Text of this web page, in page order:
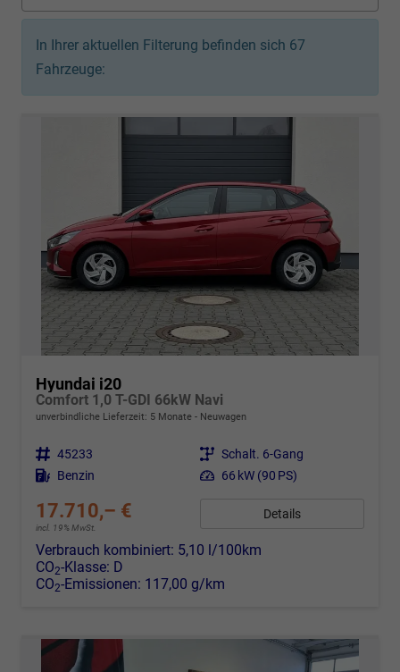
In Ihrer aktuellen Filterung befinden sich 67
Fahrzeuge:
Hyundai i20
Comfort 1,0 T-GDI 66kW Navi
unverbindliche Lieferzeit: 5 Monate Neuwagen
Fahrzeugnr. 45233 Getriebe Schalt. 6-Gang
Kraftstoff Benzin Leistung 66 kW (90 PS)
17.710,– €
incl. 19% MwSt.
Details
Verbrauch kombiniert: 5,10 l/100km
CO2-Klasse: D
CO2-Emissionen: 117,00 g/km